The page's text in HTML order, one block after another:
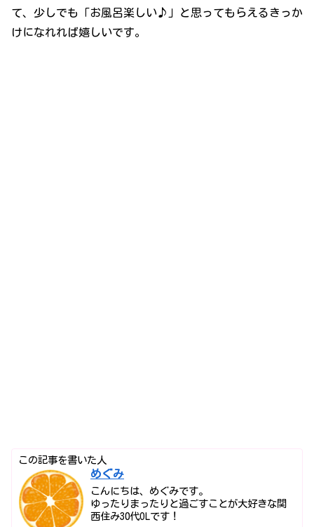
て、少しでも「お風呂楽しい♪」と思ってもらえるきっか
けになれれば嬉しいです。
この記事を書いた人
めぐみ
こんにちは、めぐみです。
ゆったりまったりと過ごすことが大好きな関
西住み30代OLです！